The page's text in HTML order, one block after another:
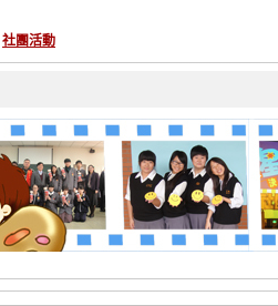
社團活動